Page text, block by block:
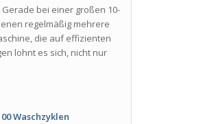
Gerade bei einer großen 10-
regelmäßig mehrere
die auf effizienten
lohnt es sich, nicht nur
Waschzyklen